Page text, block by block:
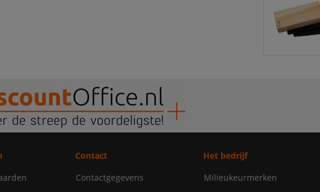
Contact
Contactgegevens
Het bedrijf
Milieukeurmerken